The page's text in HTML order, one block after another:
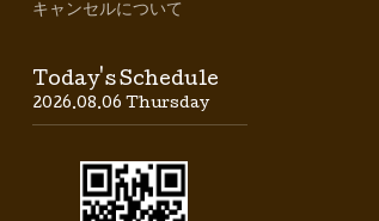
キャンセルについて
Today's Schedule
2026.08.06 Thursday